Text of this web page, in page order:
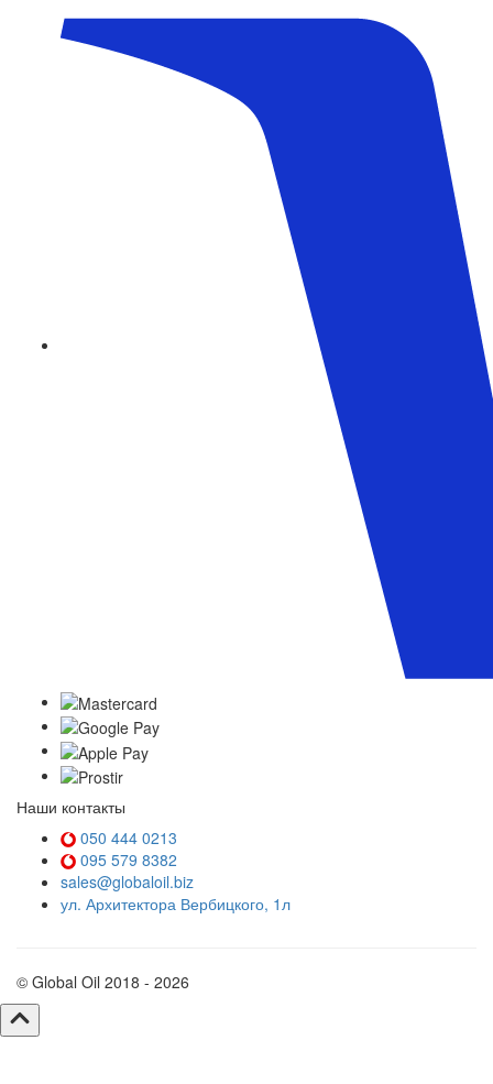
Наши контакты
050 444 0213
095 579 8382
sales@globaloil.biz
ул. Архитектора Вербицкого, 1л
© Global Oil 2018 - 2026